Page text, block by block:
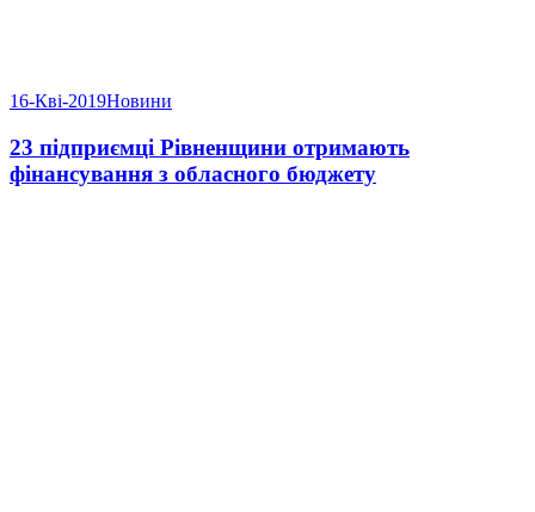
16-Кві-2019Новини
23 підприємці Рівненщини отримають
фінансування з обласного бюджету